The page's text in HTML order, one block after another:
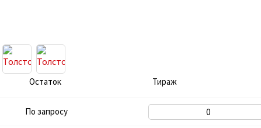
Остаток Тираж
По запросу